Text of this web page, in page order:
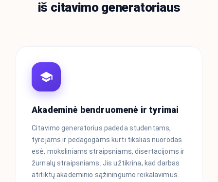
iš citavimo generatoriaus
Akademinė bendruomenė ir tyrimai
Citavimo generatorius padeda studentams,
tyrėjams ir pedagogams kurti tikslias nuorodas
esė, moksliniams straipsniams, disertacijoms ir
žurnalų straipsniams. Jis užtikrina, kad darbas
atitiktų akademinio sąžiningumo reikalavimus.